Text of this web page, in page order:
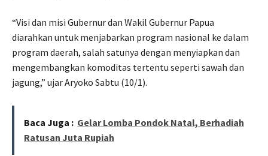
“Visi dan misi Gubernur dan Wakil Gubernur Papua
diarahkan untuk menjabarkan program nasional ke dalam
program daerah, salah satunya dengan menyiapkan dan
mengembangkan komoditas tertentu seperti sawah dan
jagung,” ujar Aryoko Sabtu (10/1).
Baca Juga : Gelar Lomba Pondok Natal, Berhadiah
Ratusan Juta Rupiah